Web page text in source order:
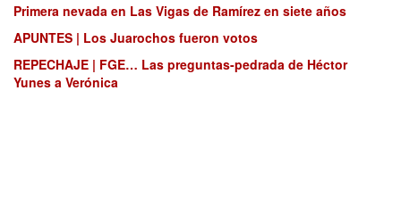
Primera nevada en Las Vigas de Ramírez en siete años
APUNTES | Los Juarochos fueron votos
REPECHAJE | FGE… Las preguntas-pedrada de Héctor
Yunes a Verónica